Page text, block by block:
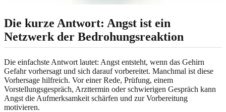
Die kurze Antwort: Angst ist ein
Netzwerk der Bedrohungsreaktion
Die einfachste Antwort lautet: Angst entsteht, wenn das Gehirn
Gefahr vorhersagt und sich darauf vorbereitet. Manchmal ist diese
Vorhersage hilfreich. Vor einer Rede, Prüfung, einem
Vorstellungsgespräch, Arzttermin oder schwierigen Gespräch kann
Angst die Aufmerksamkeit schärfen und zur Vorbereitung
motivieren.